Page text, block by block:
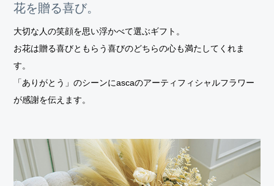
花を贈る喜び。
大切な人の笑顔を思い浮かべて選ぶギフト。
お花は贈る喜びともらう喜びのどちらの心も満たしてくれま
す。
「ありがとう」のシーンにascaのアーティフィシャルフラワー
が感謝を伝えます。